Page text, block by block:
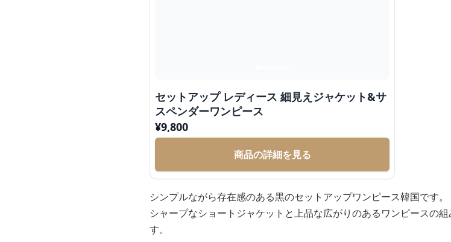
セットアップ レディース 細見えジャケット&サ
スペンダーワンピース
¥9,800
商品の詳細を見る
シンプルながら存在感のある黒のセットアップワンピース韓国です。
シャープなショートジャケットと上品な広がりのあるワンピースの
す。